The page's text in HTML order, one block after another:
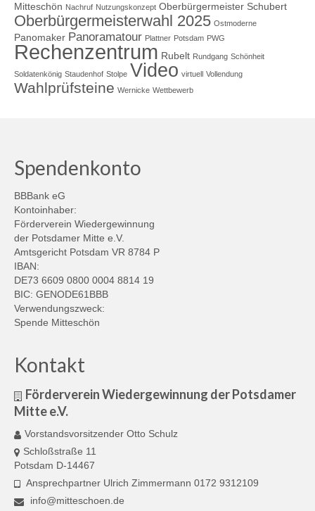
Mitteschön Nachruf Nutzungskonzept Oberbürgermeister Schubert
Oberbürgermeisterwahl 2025 Ostmoderne
Panomaker Panoramatour Plattner Potsdam PWG
Rechenzentrum Rubelt Rundgang Schönheit
Soldatenkönig Staudenhof Stolpe Video virtuell Vollendung
Wahlprüfsteine Wernicke Wettbewerb
Spendenkonto
BBBank eG
Kontoinhaber:
Förderverein Wiedergewinnung
der Potsdamer Mitte e.V.
Amtsgericht Potsdam VR 8784 P
IBAN:
DE73 6609 0800 0004 8814 19
BIC: GENODE61BBB
Verwendungszweck:
Spende Mitteschön
Kontakt
Förderverein Wiedergewinnung der Potsdamer
Mitte e.V.
Vorstandsvorsitzender Otto Schulz
Schloßstraße 11
Potsdam D-14467
Ansprechpartner Ulrich Zimmermann 0172 9312109
info@mitteschoen.de